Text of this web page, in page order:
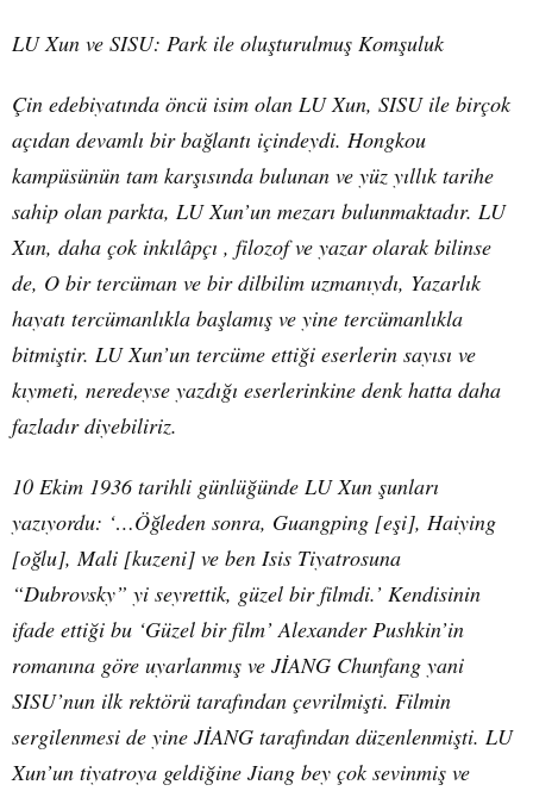
LU Xun ve SISU: Park ile oluşturulmuş Komşuluk
Çin edebiyatında öncü isim olan LU Xun, SISU ile birçok
açıdan devamlı bir bağlantı içindeydi. Hongkou
kampüsünün tam karşısında bulunan ve yüz yıllık tarihe
sahip olan parkta, LU Xun’un mezarı bulunmaktadır. LU
Xun, daha çok inkılâpçı , filozof ve yazar olarak bilinse
de, O bir tercüman ve bir dilbilim uzmanıydı, Yazarlık
hayatı tercümanlıkla başlamış ve yine tercümanlıkla
bitmiştir. LU Xun’un tercüme ettiği eserlerin sayısı ve
kıymeti, neredeyse yazdığı eserlerinkine denk hatta daha
fazladır diyebiliriz.
10 Ekim 1936 tarihli günlüğünde LU Xun şunları
yazıyordu: ‘…Öğleden sonra, Guangping [eşi], Haiying
[oğlu], Mali [kuzeni] ve ben Isis Tiyatrosuna
“Dubrovsky” yi seyrettik, güzel bir filmdi.’ Kendisinin
ifade ettiği bu ‘Güzel bir film’ Alexander Pushkin’in
romanına göre uyarlanmış ve JİANG Chunfang yani
SISU’nun ilk rektörü tarafından çevrilmişti. Filmin
sergilenmesi de yine JİANG tarafından düzenlenmişti. LU
Xun’un tiyatroya geldiğine Jiang bey çok sevinmiş ve